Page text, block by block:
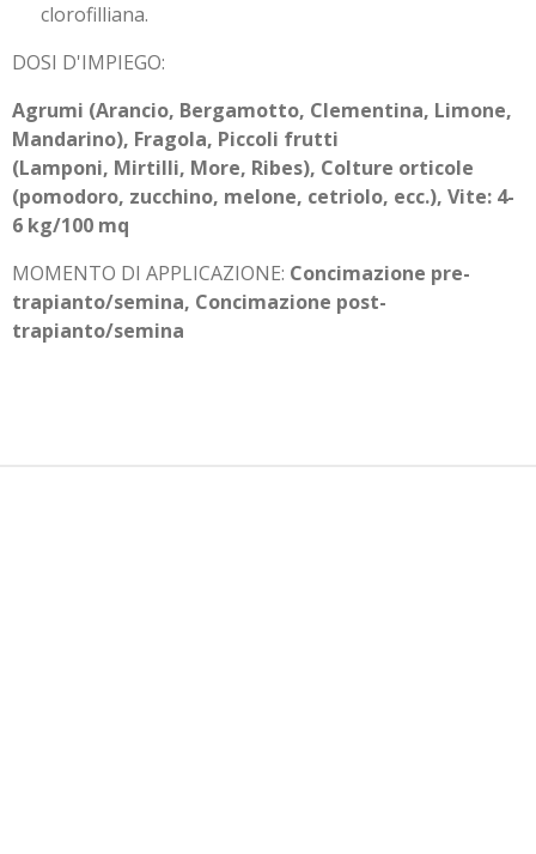
clorofilliana.
DOSI D'IMPIEGO:
Agrumi (Arancio, Bergamotto, Clementina, Limone,
Mandarino), Fragola, Piccoli frutti
(Lamponi, Mirtilli, More, Ribes), Colture orticole
(pomodoro, zucchino, melone, cetriolo, ecc.), Vite: 4-
6 kg/100 mq
MOMENTO DI APPLICAZIONE: Concimazione pre-
trapianto/semina, Concimazione post-
trapianto/semina